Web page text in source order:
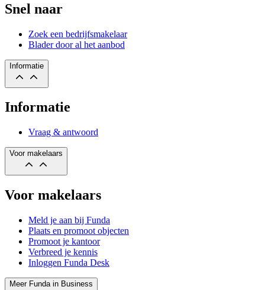
Snel naar
Zoek een bedrijfsmakelaar
Blader door al het aanbod
Informatie
Informatie
Vraag & antwoord
Voor makelaars
Voor makelaars
Meld je aan bij Funda
Plaats en promoot objecten
Promoot je kantoor
Verbreed je kennis
Inloggen Funda Desk
Meer Funda in Business